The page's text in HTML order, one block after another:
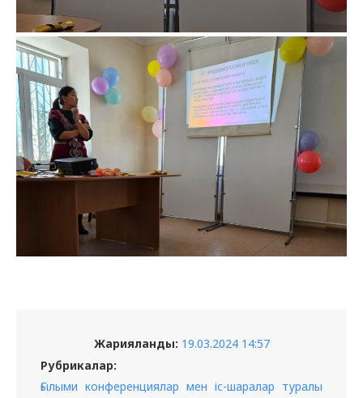
Жарияланды: 19.03.2024 14:57
Рубрикалар:
Ғылыми конференциялар мен іс-шаралар туралы